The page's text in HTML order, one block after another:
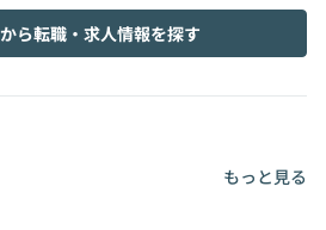
ら転職・求人情報を探す
もっと見る